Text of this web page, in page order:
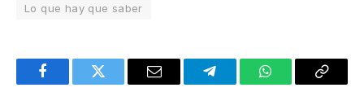
Lo que hay que saber
FacebookTwitter Email TelegramWhatsAppCopy